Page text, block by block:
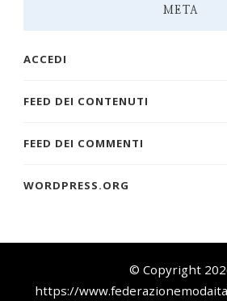
META
ACCEDI
FEED DEI CONTENUTI
FEED DEI COMMENTI
WORDPRESS.ORG
© Copyright
https://